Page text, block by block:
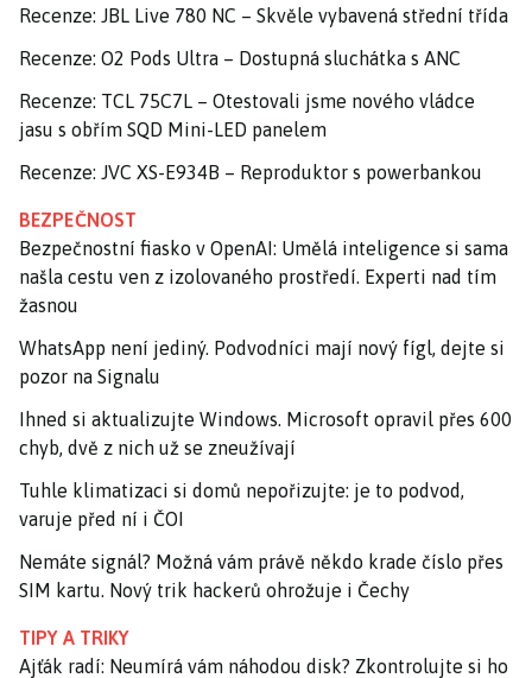
Recenze: JBL Live 780 NC – Skvěle vybavená střední třída
Recenze: O2 Pods Ultra – Dostupná sluchátka s ANC
Recenze: TCL 75C7L – Otestovali jsme nového vládce
jasu s obřím SQD Mini-LED panelem
Recenze: JVC XS-E934B – Reproduktor s powerbankou
BEZPEČNOST
Bezpečnostní fiasko v OpenAI: Umělá inteligence si sama
našla cestu ven z izolovaného prostředí. Experti nad tím
žasnou
WhatsApp není jediný. Podvodníci mají nový fígl, dejte si
pozor na Signalu
Ihned si aktualizujte Windows. Microsoft opravil přes 600
chyb, dvě z nich už se zneužívají
Tuhle klimatizaci si domů nepořizujte: je to podvod,
varuje před ní i ČOI
Nemáte signál? Možná vám právě někdo krade číslo přes
SIM kartu. Nový trik hackerů ohrožuje i Čechy
TIPY A TRIKY
Ajťák radí: Neumírá vám náhodou disk? Zkontrolujte si ho